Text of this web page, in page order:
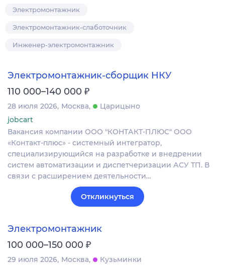
Электромонтажник
Электромонтажник-слаботочник
Инженер-электромонтажник
Электромонтажник-сборщик НКУ
110 000–140 000 ₽
28 июля 2026 Москва
Царицыно
jobcart
Вакансия компании ООО "КОНТАКТ-ПЛЮС" ООО
«Контакт‑плюс» - системный интегратор,
специализирующийся на разработке и внедрении
систем автоматизации и диспетчеризации АСУ ТП. В
связи с расширением деятельности…
Откликнуться
Электромонтажник
100 000–150 000 ₽
29 июля 2026 Москва
Кузьминки